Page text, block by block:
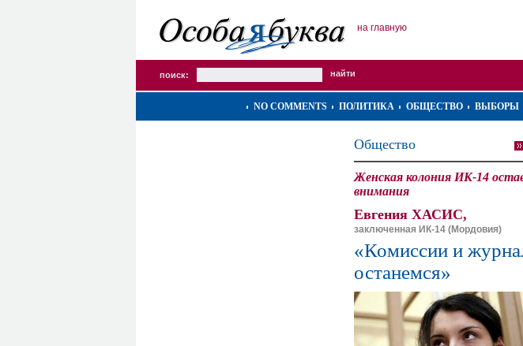
на главную
поиск:
NO COMMENTS ПОЛИТИКА ОБЩЕСТВО ВЫБОРЫ
Общество
Женская колония ИК-14
внимания
Евгения ХАСИС,
заключенная ИК-14 (Мордовия)
«Комиссии и
останемся»